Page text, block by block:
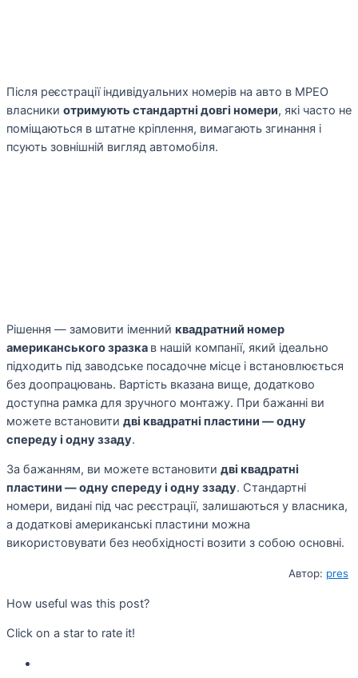
Після реєстрації індивідуальних номерів на авто в МРЕО
власники отримують стандартні довгі номери, які часто не
поміщаються в штатне кріплення, вимагають згинання і
псують зовнішній вигляд автомобіля.
Рішення — замовити іменний квадратний номер
американського зразка в нашій компанії, який ідеально
підходить під заводське посадочне місце і встановлюється
без доопрацювань. Вартість вказана вище, додатково
доступна рамка для зручного монтажу. При бажанні ви
можете встановити дві квадратні пластини — одну
спереду і одну ззаду.
За бажанням, ви можете встановити дві квадратні
пластини — одну спереду і одну ззаду. Стандартні
номери, видані під час реєстрації, залишаються у власника,
а додаткові американські пластини можна
використовувати без необхідності возити з собою основні.
Автор: pres
How useful was this post?
Click on a star to rate it!